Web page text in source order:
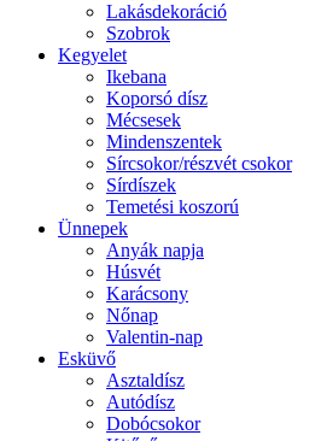
Lakásdekoráció
Szobrok
Kegyelet
Ikebana
Koporsó dísz
Mécsesek
Mindenszentek
Sírcsokor/részvét csokor
Sírdíszek
Temetési koszorú
Ünnepek
Anyák napja
Húsvét
Karácsony
Nőnap
Valentin-nap
Esküvő
Asztaldísz
Autódísz
Dobócsokor